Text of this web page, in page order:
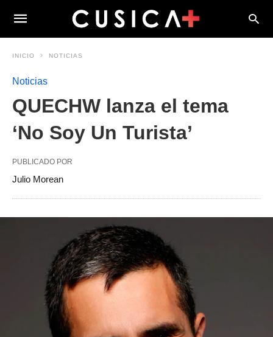
INICIO NOTICIAS
Noticias
QUECHW lanza el tema
‘No Soy Un Turista’
PUBLICADO POR
Julio Morean